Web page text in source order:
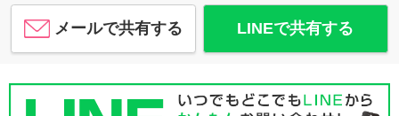
メールで共有する LINEで共有する